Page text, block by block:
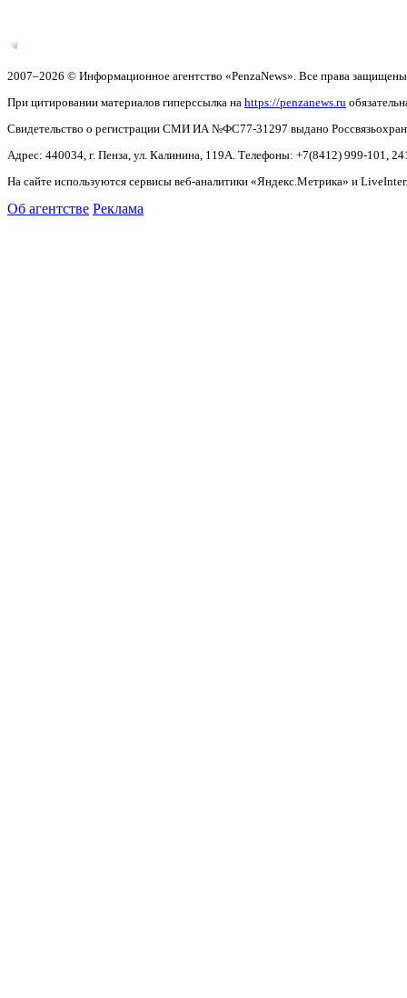
2007–2026 © Информационное агентство «PenzaNews». Все права
При цитировании материалов гиперссылка на https://penzanews.ru
Свидетельство о регистрации СМИ ИА №ФС77-31297 выдано
Адрес: 440034, г. Пенза, ул. Калинина, 119А. Телефоны: +7(8412) 999-101,
На сайте используются сервисы веб-аналитики «Яндекс.Метрика» и
Об агентстве Реклама